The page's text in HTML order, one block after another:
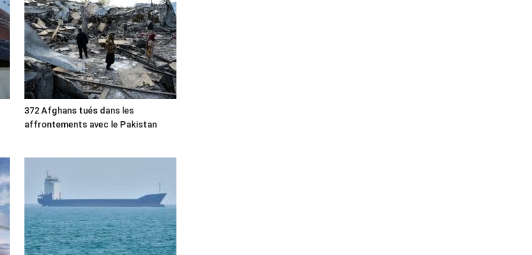
372 Afghans tués dans les
affrontements avec le Pakistan